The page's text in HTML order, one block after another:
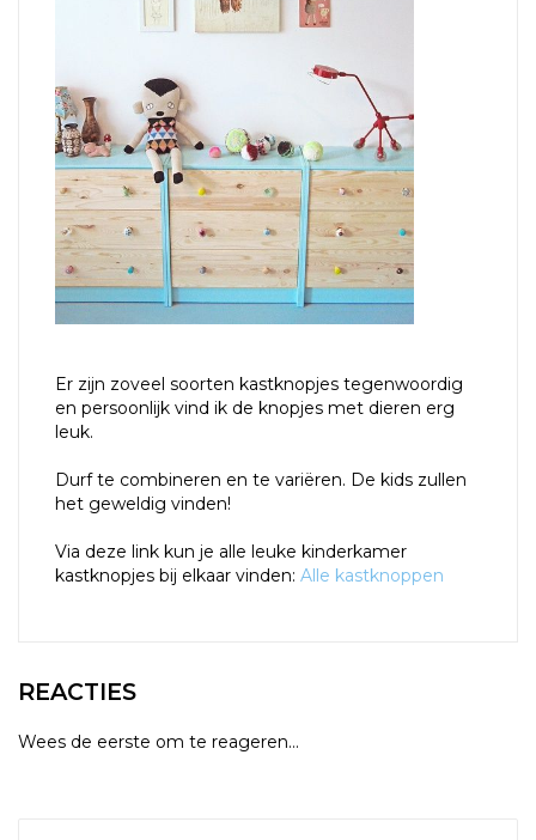
Er zijn zoveel soorten kastknopjes tegenwoordig
en persoonlijk vind ik de knopjes met dieren erg
leuk.
Durf te combineren en te variëren. De kids zullen
het geweldig vinden!
Via deze link kun je alle leuke kinderkamer
kastknopjes bij elkaar vinden: Alle kastknoppen
REACTIES
Wees de eerste om te reageren...